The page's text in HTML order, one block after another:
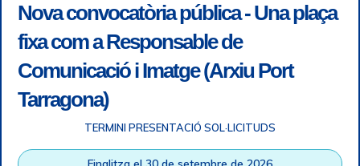
Accessibilitat |Nota legal | Info RGPD |Informació de
Nova convocatòria pública - Una plaça
fixa com a Responsable de
Comunicació i Imatge (Arxiu Port
Tarragona)
TERMINI PRESENTACIÓ SOL·LICITUDS